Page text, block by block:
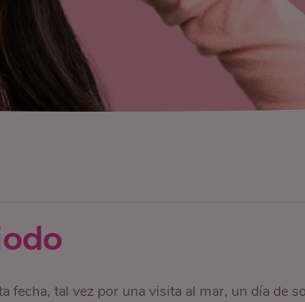
fecha, tal vez por una visita al mar, un día de